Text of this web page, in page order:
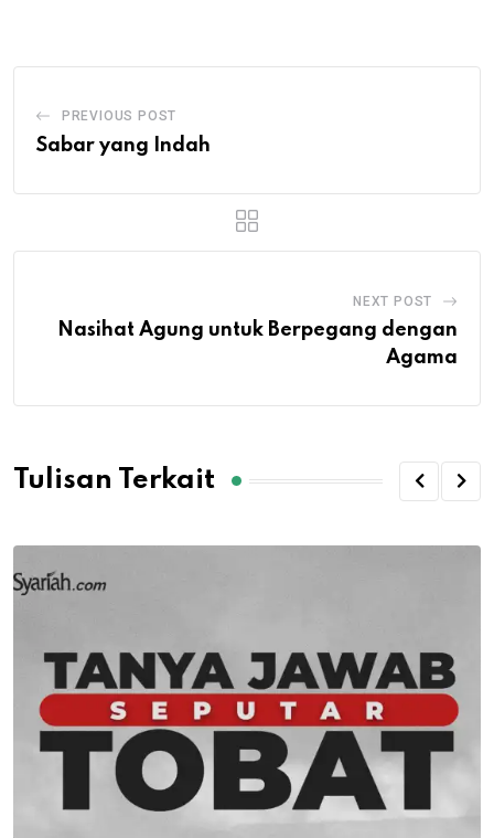
PREVIOUS POST
Sabar yang Indah
NEXT POST
Nasihat Agung untuk Berpegang dengan
Agama
Tulisan Terkait